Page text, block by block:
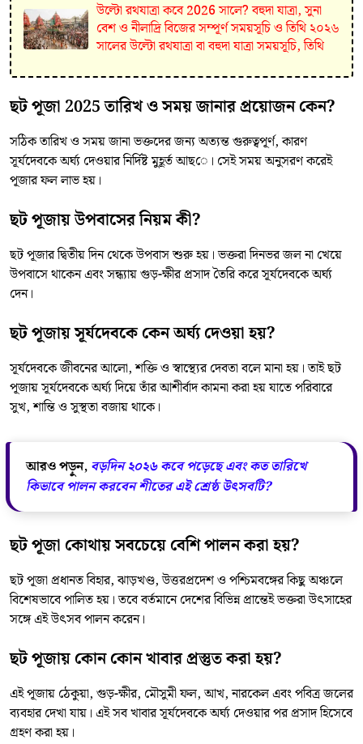
উল্টো রথযাত্রা কবে 2026 সালে? বহুদা যাত্রা, সুনা
বেশ ও নীলাদ্রি বিজের সম্পূর্ণ সময়সূচি ও তিথি ২০২৬
সালের উল্টো রথযাত্রা বা বহুদা যাত্রা সময়সূচি, তিথি
ছট পূজা 2025 তারিখ ও সময় জানার প্রয়োজন কেন?
সঠিক তারিখ ও সময় জানা ভক্তদের জন্য অত্যন্ত গুরুত্বপূর্ণ, কারণ
সূর্যদেবকে অর্ঘ্য দেওয়ার নির্দিষ্ট মুহূর্ত আছে। সেই সময় অনুসরণ করেই
পূজার ফল লাভ হয়।
ছট পূজায় উপবাসের নিয়ম কী?
ছট পূজার দ্বিতীয় দিন থেকে উপবাস শুরু হয়। ভক্তরা দিনভর জল না খেয়ে
উপবাসে থাকেন এবং সন্ধ্যায় গুড়-ক্ষীর প্রসাদ তৈরি করে সূর্যদেবকে অর্ঘ্য
দেন।
ছট পূজায় সূর্যদেবকে কেন অর্ঘ্য দেওয়া হয়?
সূর্যদেবকে জীবনের আলো, শক্তি ও স্বাস্থ্যের দেবতা বলে মানা হয়। তাই ছট
পূজায় সূর্যদেবকে অর্ঘ্য দিয়ে তাঁর আশীর্বাদ কামনা করা হয় যাতে পরিবারে
সুখ, শান্তি ও সুস্থতা বজায় থাকে।
আরও পড়ুন, বড়দিন ২০২৬ কবে পড়েছে এবং কত তারিখে
কিভাবে পালন করবেন শীতের এই শ্রেষ্ঠ উৎসবটি?
ছট পূজা কোথায় সবচেয়ে বেশি পালন করা হয়?
ছট পূজা প্রধানত বিহার, ঝাড়খণ্ড, উত্তরপ্রদেশ ও পশ্চিমবঙ্গের কিছু অঞ্চলে
বিশেষভাবে পালিত হয়। তবে বর্তমানে দেশের বিভিন্ন প্রান্তেই ভক্তরা উৎসাহের
সঙ্গে এই উৎসব পালন করেন।
ছট পূজায় কোন কোন খাবার প্রস্তুত করা হয়?
এই পূজায় ঠেকুয়া, গুড়-ক্ষীর, মৌসুমী ফল, আখ, নারকেল এবং পবিত্র জলের
ব্যবহার দেখা যায়। এই সব খাবার সূর্যদেবকে অর্ঘ্য দেওয়ার পর প্রসাদ হিসেবে
গ্রহণ করা হয়।